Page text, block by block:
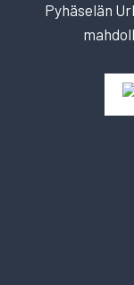
Pyhäselän